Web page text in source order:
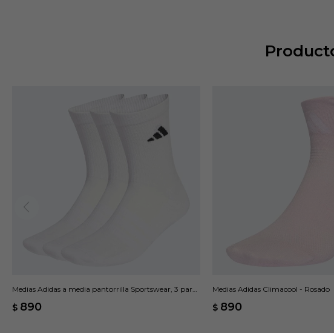
Medias Adidas a media pantorrilla Sportswear, 3 pares
$ 890
Medias Adidas Climacool - Rosado
$ 890